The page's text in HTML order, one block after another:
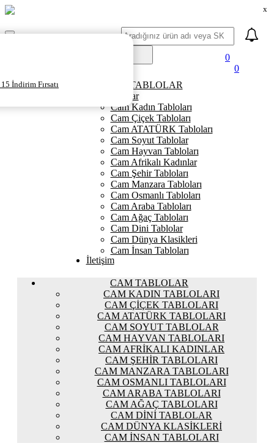
x
Mobil
Ara
İndirim Fırsatı
0
0
KANVAS TABLOLAR
Cam Tablolar
Cam Kadın Tabloları
Cam Çiçek Tabloları
Cam ATATÜRK Tabloları
Cam Soyut Tablolar
Cam Hayvan Tabloları
Cam Afrikalı Kadınlar
Cam Şehir Tabloları
Cam Manzara Tabloları
Cam Osmanlı Tabloları
Cam Araba Tabloları
Cam Ağaç Tabloları
Cam Dini Tablolar
Cam Dünya Klasikleri
Cam İnsan Tabloları
İletişim
CAM TABLOLAR
CAM KADIN TABLOLARI
CAM ÇIÇEK TABLOLARI
CAM ATATÜRK TABLOLARI
CAM SOYUT TABLOLAR
CAM HAYVAN TABLOLARI
CAM AFRIKALI KADINLAR
CAM ŞEHIR TABLOLARI
CAM MANZARA TABLOLARI
CAM OSMANLI TABLOLARI
CAM ARABA TABLOLARI
CAM AĞAÇ TABLOLARI
CAM DINI TABLOLAR
CAM DÜNYA KLASIKLERI
CAM İNSAN TABLOLARI